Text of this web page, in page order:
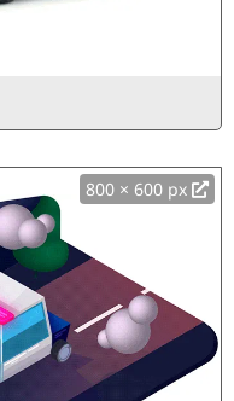
800 × 600 px